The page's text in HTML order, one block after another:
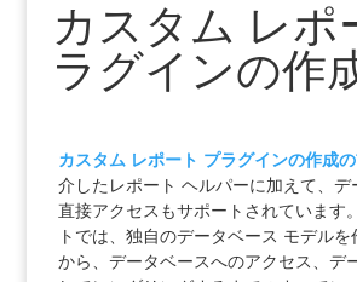
カスタム レポ
ラグインの作
カスタム レポート プラグインの作成
介したレポート ヘルパーに加えて、デ
直接アクセスもサポートされています
トでは、独自のデータベース モデルを
から、データベースへのアクセス、デ